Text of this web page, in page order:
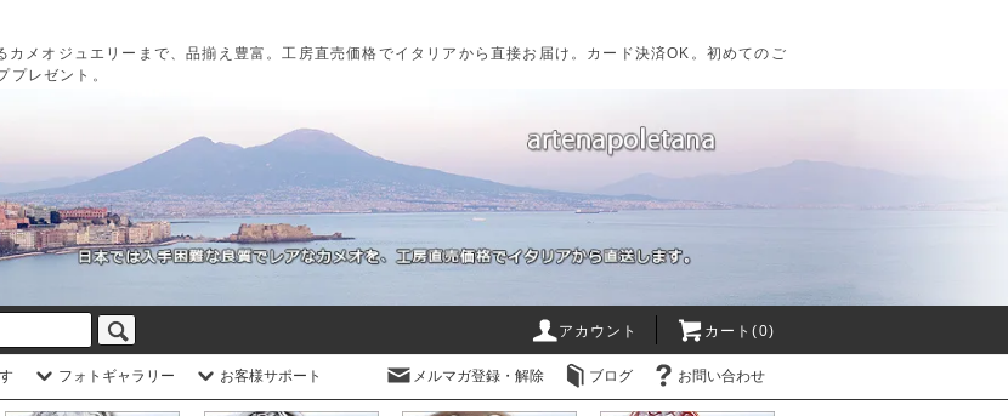
メオジュエリーまで、品揃え豊富。工房直売価格でイタリアから直接お届け。カード決済OK。初めてのご
レゼント。
アカウント カート(0)
フォトギャラリー お客様サポート メルマガ登録・解除 ブログ お問い合わせ